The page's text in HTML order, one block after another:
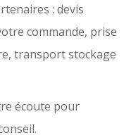
: devis
commande, prise
transport stockage
écoute pour